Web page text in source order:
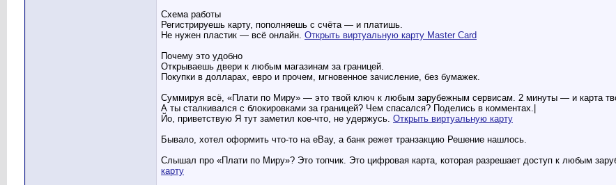
Схема работы
Регистрируешь карту, пополняешь с счёта — и платишь.
Не нужен пластик — всё онлайн. Открыть виртуальную карту Master Card
Почему это удобно
Открываешь двери к любым магазинам за границей.
Покупки в долларах, евро и прочем, мгновенное зачисление, без бумажек.
Суммируя всё, «Плати по Миру» — это твой ключ к любым зарубежным сервисам. 2 минуты — и карта
А ты сталкивался с блокировками за границей? Чем спасался? Поделись в комментах.|
Йо, приветствую Я тут заметил кое-что, не удержусь. Открыть виртуальную карту
Бывало, хотел оформить что-то на eBay, а банк режет транзакцию Решение нашлось.
Слышал про «Плати по Миру»? Это топчик. Это цифровая карта, которая разрешает доступ к любым
карту